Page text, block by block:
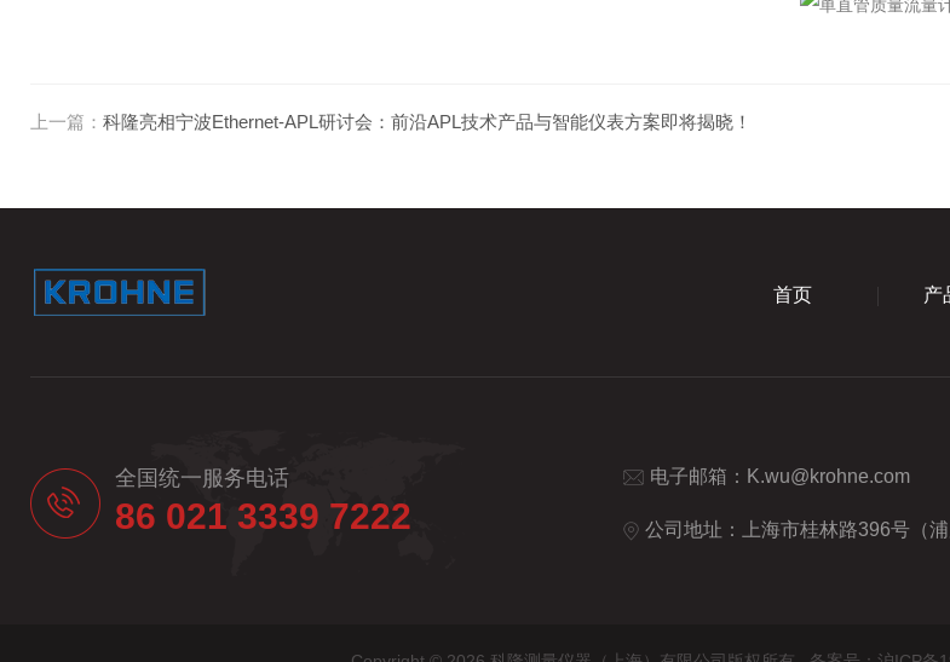
上一篇： 科隆亮相宁波Ethernet-APL研讨会：前沿APL技术产品与智能仪表方案即将揭晓！
首页 产
全国统一服务电话
86 021 3339 7222
电子邮箱： K.wu@krohne.com
公司地址：上海市桂林路396号（